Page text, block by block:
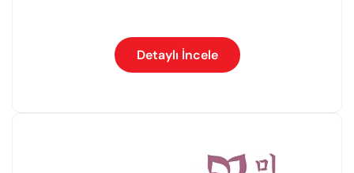
Detaylı İncele